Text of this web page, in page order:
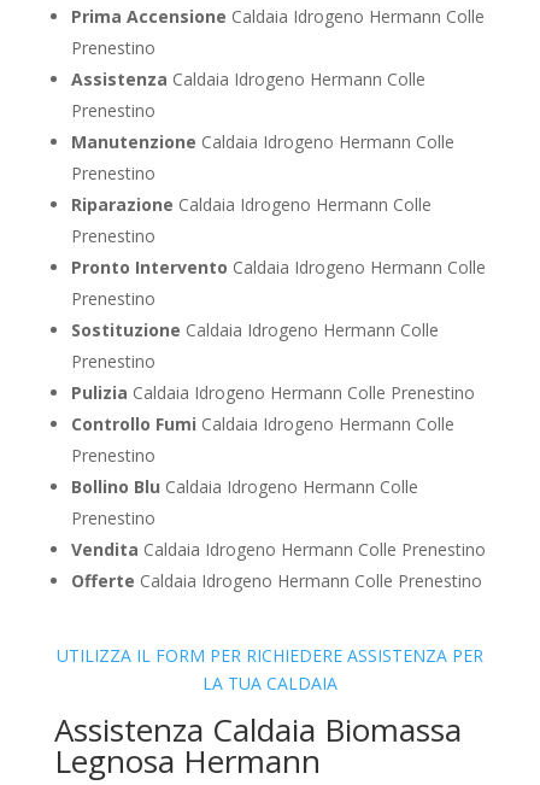
Prima Accensione Caldaia Idrogeno Hermann Colle
Prenestino
Assistenza Caldaia Idrogeno Hermann Colle
Prenestino
Manutenzione Caldaia Idrogeno Hermann Colle
Prenestino
Riparazione Caldaia Idrogeno Hermann Colle
Prenestino
Pronto Intervento Caldaia Idrogeno Hermann Colle
Prenestino
Sostituzione Caldaia Idrogeno Hermann Colle
Prenestino
Pulizia Caldaia Idrogeno Hermann Colle Prenestino
Controllo Fumi Caldaia Idrogeno Hermann Colle
Prenestino
Bollino Blu Caldaia Idrogeno Hermann Colle
Prenestino
Vendita Caldaia Idrogeno Hermann Colle Prenestino
Offerte Caldaia Idrogeno Hermann Colle Prenestino
UTILIZZA IL FORM PER RICHIEDERE ASSISTENZA PER
LA TUA CALDAIA
Assistenza Caldaia Biomassa
Legnosa Hermann